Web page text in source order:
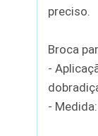
preciso.
Broca
-
-